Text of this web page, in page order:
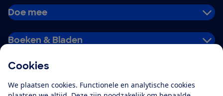
Cookies
We plaatsen cookies. Functionele en analytische cookies
Doe mee
Boeken & Bladen